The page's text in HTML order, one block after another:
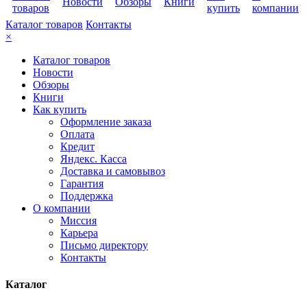
товаров
купить
компании
Каталог товаров Контакты
×
Каталог товаров
Новости
Обзоры
Книги
Как купить
Оформление заказа
Оплата
Кредит
Яндекс. Касса
Доставка и самовывоз
Гарантия
Поддержка
О компании
Миссия
Карьера
Письмо директору
Контакты
Каталог